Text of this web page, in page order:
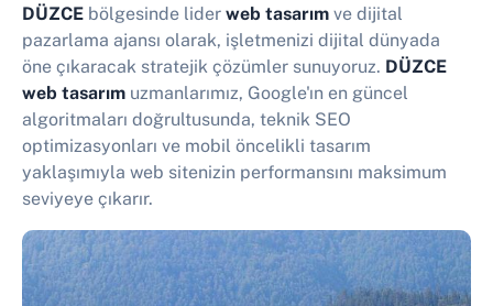
DÜZCE bölgesinde lider web tasarım ve dijital
pazarlama ajansı olarak, işletmenizi dijital dünyada
öne çıkaracak stratejik çözümler sunuyoruz. DÜZCE
web tasarım uzmanlarımız, Google'ın en güncel
algoritmaları doğrultusunda, teknik SEO
optimizasyonları ve mobil öncelikli tasarım
yaklaşımıyla web sitenizin performansını maksimum
seviyeye çıkarır.